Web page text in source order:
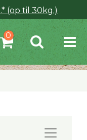
(op til 30kg.)